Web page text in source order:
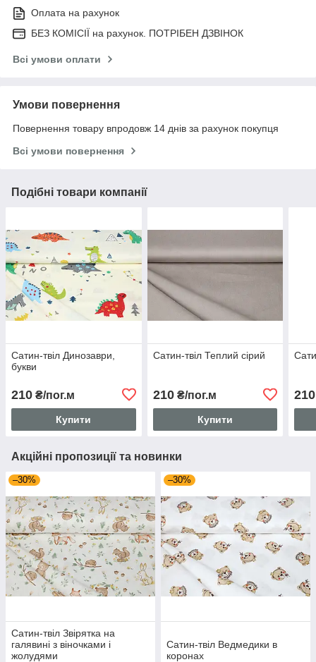
Оплата на рахунок
БЕЗ КОМІСІЇ на рахунок. ПОТРІБЕН ДЗВІНОК
Всі умови оплати
Умови повернення
Повернення товару впродовж 14 днів за рахунок покупця
Всі умови повернення
Подібні товари компанії
Сатин-твіл Динозаври,
букви
210 ₴/пог.м
Купити
Сатин-твіл Теплий сірий
210₴/пог.м
Купити
210
Акційні пропозиції та новинки
–30%
Сатин-твіл Звірятка на
галявині з віночками і
жолудями
–30%
Сатин-твіл Ведмедики в
коронах